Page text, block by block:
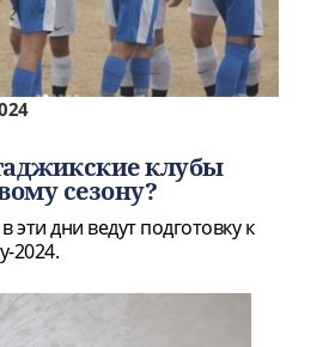
клубы
сезону?
дни ведут подготовку к
2024.